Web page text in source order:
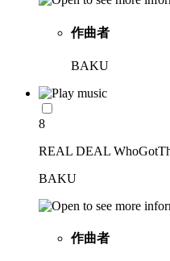
作曲者
BAKU
8
REAL DEAL
BAKU
作曲者